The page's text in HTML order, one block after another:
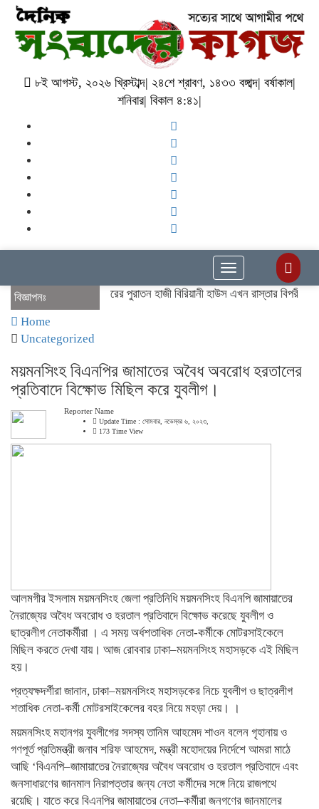
৮ই আগস্ট, ২০২৬ খ্রিস্টাব্দ| ২৪শে শ্রাবণ, ১৪৩৩ বঙ্গাব্দ| বর্ষাকাল|
শনিবার| বিকাল ৪:৪১|
Toggle
navigation
বিজ্ঞাপনঃ
বেনাপোলের দীর্ঘ ৯ বছরের পুরাতন হাজী বিরিয়ানী হাউস এখন রাস্তার
Home
Uncategorized
ময়মনসিংহ বিএনপির জামাতের অবৈধ অবরোধ হরতালের
প্রতিবাদে বিক্ষোভ মিছিল করে যুবলীগ।
Reporter Name
Update Time : সোমবার, নভেম্বর ৬, ২০২৩,
173 Time View
আলমগীর ইসলাম ময়মনসিংহ জেলা প্রতিনিধি ময়মনসিংহ বিএনপি জামায়াতের
নৈরাজ্যের অবৈধ অবরোধ ও হরতাল প্রতিবাদে বিক্ষোভ করেছে যুবলীগ ও
ছাত্রলীগ নেতাকর্মীরা । এ সময় অর্ধশতাধিক নেতা-কর্মীকে মোটরসাইকেলে
মিছিল করতে দেখা যায়। আজ রোববার ঢাকা–ময়মনসিংহ মহাসড়কে এই মিছিল
হয়।
প্রত্যক্ষদর্শীরা জানান, ঢাকা–ময়মনসিংহ মহাসড়কের নিচে যুবলীগ ও ছাত্রলীগ
শতাধিক নেতা-কর্মী মোটরসাইকেলের বহর নিয়ে মহড়া দেয়। ।
ময়মনসিংহ মহানগর যুবলীগের সদস্য তানিম আহমেদ শাওন বলেন গৃহানায় ও
গণপূর্ত প্রতিমন্ত্রী জনাব শরিফ আহমেদ, মন্ত্রী মহোদয়ের নির্দেশে আমরা মাঠে
আছি ‘বিএনপি–জামায়াতের নৈরাজ্যের অবৈধ অবরোধ ও হরতাল প্রতিবাদে এবং
জনসাধারণের জানমাল নিরাপত্তার জন্য নেতা কর্মীদের সঙ্গে নিয়ে রাজপথে
রয়েছি। যাতে করে বিএনপির জামায়াতের নেতা–কর্মীরা জনগণের জানমালের